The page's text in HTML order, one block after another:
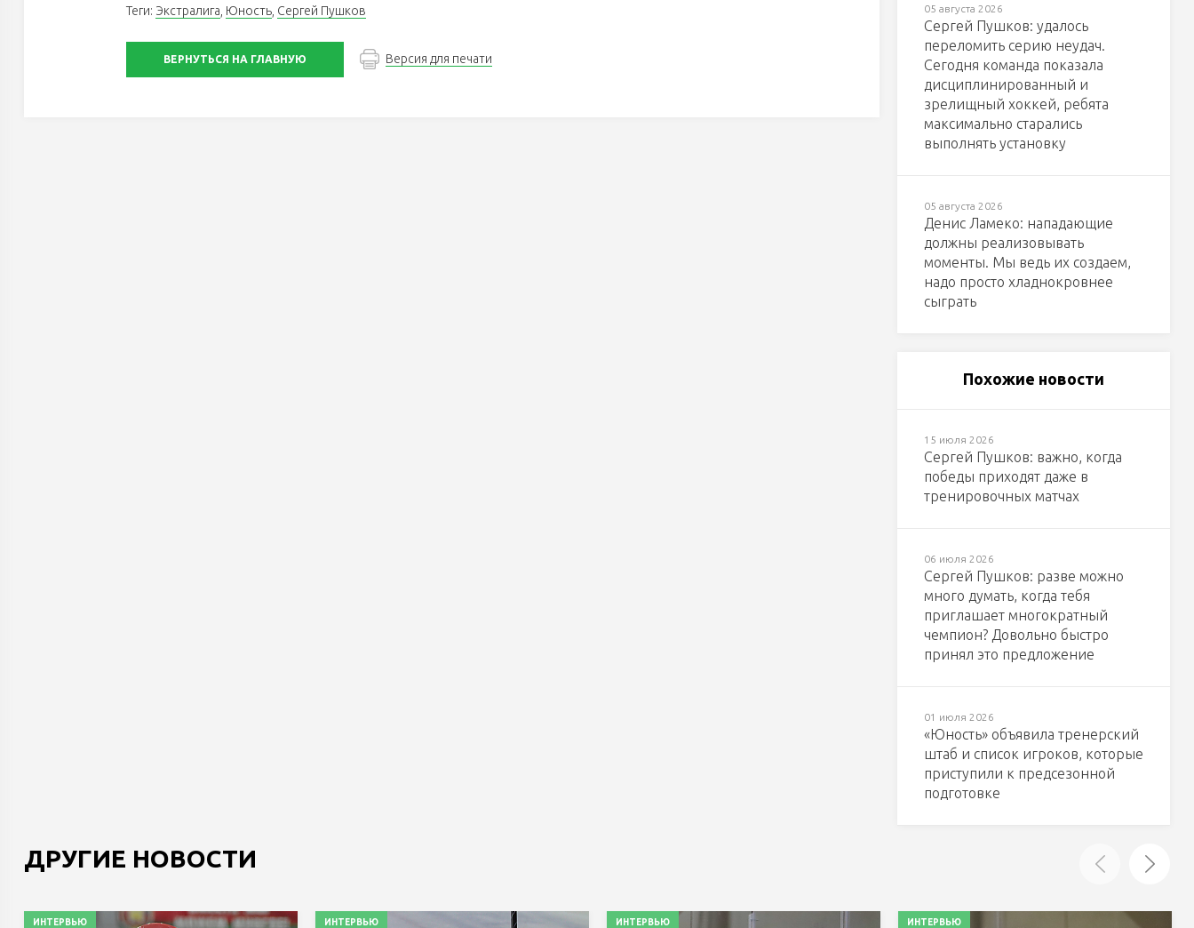
Теги: Экстралига Юность Сергей Пушков
ВЕРНУТЬСЯ НА ГЛАВНУЮ Версия для печати
05 августа 2026
Сергей Пушков: удалось
переломить серию неудач.
Сегодня команда показала
дисциплинированный и
зрелищный хоккей, ребята
максимально старались
выполнять установку
05 августа 2026
Денис Ламеко: нападающие
должны реализовывать
моменты. Мы ведь их создаем,
надо просто хладнокровнее
сыграть
Похожие новости
15 июля 2026
Сергей Пушков: важно, когда
победы приходят даже в
тренировочных матчах
06 июля 2026
Сергей Пушков: разве можно
много думать, когда тебя
приглашает многократный
чемпион? Довольно быстро
принял это предложение
01 июля 2026
«Юность» объявила тренерский
штаб и список игроков, которые
приступили к предсезонной
подготовке
ДРУГИЕ НОВОСТИ
ИНТЕРВЬЮ ИНТЕРВЬЮ ИНТЕРВЬЮ ИНТЕРВЬЮ